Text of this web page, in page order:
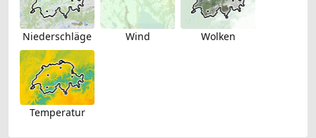
Niederschläge Wind Wolken
Temperatur